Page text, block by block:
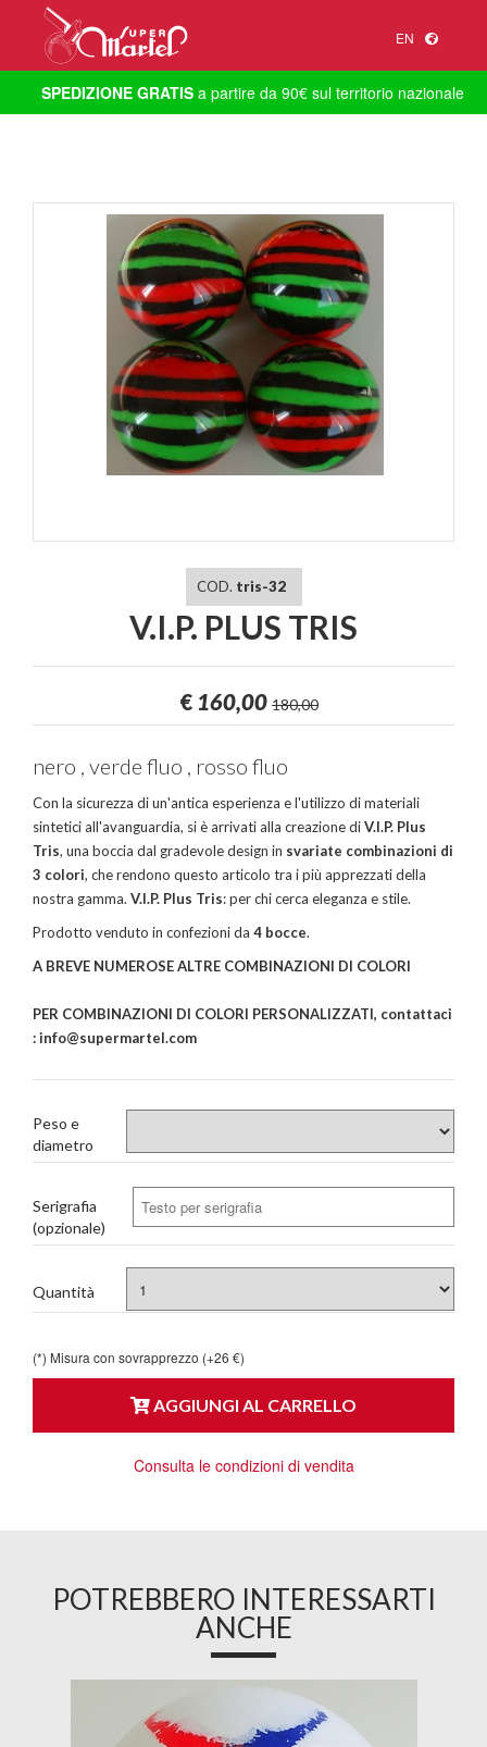
EN
SPEDIZIONE GRATISa partire da 90€ sul territorio nazionale
COD. tris-32
V.I.P. PLUS TRIS
€ 160,00 180,00
nero , verde fluo , rosso fluo
Con la sicurezza di un'antica esperienza e l'utilizzo di materiali
sintetici all'avanguardia, si è arrivati alla creazione diV.I.P. Plus
Tris, una boccia dal gradevole design in svariate combinazioni di
3 colori, che rendono questo articolo tra i più apprezzati della
nostra gamma. V.I.P. Plus Tris: per chi cerca eleganza e stile.
Prodotto venduto in confezioni da 4 bocce.
A BREVE NUMEROSE ALTRE COMBINAZIONI DI COLORI
PER COMBINAZIONI DI COLORI PERSONALIZZATI, contattaci
: info@supermartel.com
Peso e
diametro
Serigrafia
(opzionale)
Quantità
(*) Misura con sovrapprezzo (+26 €)
AGGIUNGI AL CARRELLO
Consulta le condizioni di vendita
POTREBBERO INTERESSARTI
ANCHE